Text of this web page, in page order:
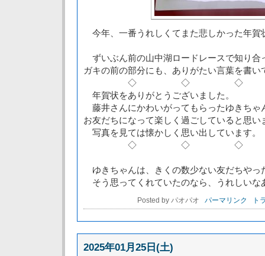
今年、一番うれしくてまた悲しかった年賀
ずいぶん前の山中湖ロードレースで知り合
ガキの前の部分にも、ありがたい言葉を書い
◇ ◇ ◇
年賀状をありがとうございました。
藤井さんにかわいがってもらったゆきちゃ
お友だちになって楽しく過ごしていると思い
写真を見ては懐かしく思い出しています。
◇ ◇ ◇
ゆきちゃんは、きくの数少ない友だちやっ
そう思ってくれていたのなら、うれしいな
Posted by パオパオ パーマリンク ト
2025年01月25日(土)